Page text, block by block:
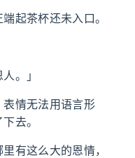
起茶杯还未入口。
。」
情无法用语言形
去。
有这么大的恩情，